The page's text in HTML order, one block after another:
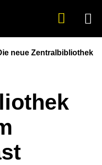
Suche
neue Zentralbibliothek